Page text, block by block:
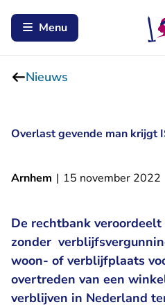
Menu
Nieuws
Overlast gevende man krijgt
Arnhem | 15 november 2022
De rechtbank
zonder
woon- of verblijfplaats
overtreden van een
verblijven in Nederland